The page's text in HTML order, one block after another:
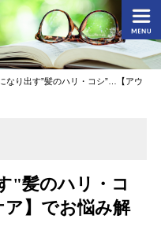
なり出す”髪のハリ・コシ”…【アウ
"髪のハリ・コ
】でお悩み解